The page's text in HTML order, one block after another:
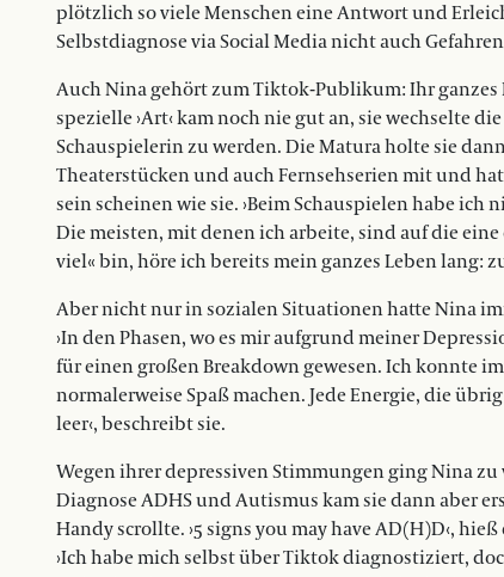
plötzlich so viele Menschen eine Antwort und
Selbstdiagnose via Social Media nicht auch
Auch Nina gehört zum Tiktok-Publikum: Ihr ganzes
spezielle ›Art‹ kam noch nie gut an, sie wechselte
Schauspielerin zu werden. Die Matura holte sie
Theaterstücken und auch Fernsehserien mit und
sein scheinen wie sie. ›Beim Schauspielen habe
Die meisten, mit denen ich arbeite, sind auf die eine
viel« bin, höre ich bereits mein ganzes Leben lang:
Aber nicht nur in sozialen Situationen hatte Nina
›In den Phasen, wo es mir aufgrund meiner
für einen großen Breakdown gewesen. Ich konnte
normalerweise Spaß machen. Jede Energie, die
leer‹, beschreibt sie.
Wegen ihrer depressiven Stimmungen ging Nina
Diagnose ADHS und Autismus kam sie dann aber
Handy scrollte. ›5 signs you may have AD(H)D‹,
›Ich habe mich selbst über Tiktok diagnostiziert,